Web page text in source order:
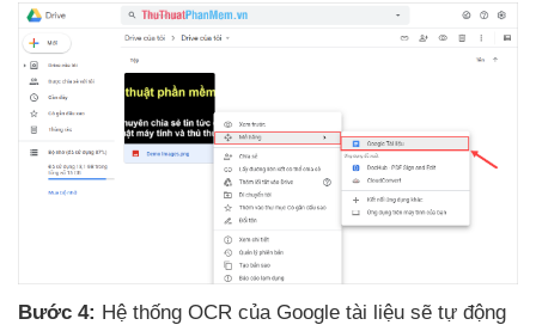
Bước 4: Hệ thống OCR của Google tài liệu sẽ tự động